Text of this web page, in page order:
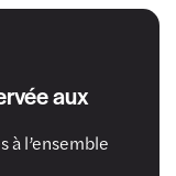
aux
à l’ensemble